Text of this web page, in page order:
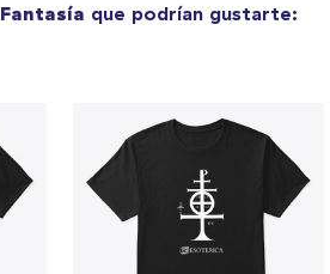
Fantasía que podrían gustarte: